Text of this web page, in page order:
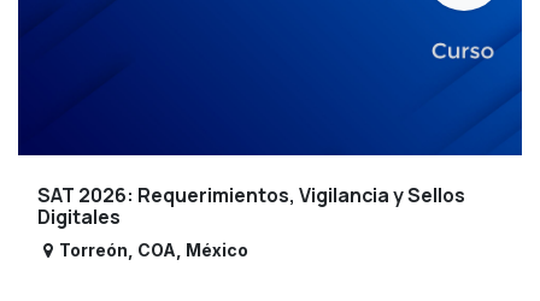
SAT 2026: Requerimientos, Vigilancia y Sellos
Digitales
Torreón COA México